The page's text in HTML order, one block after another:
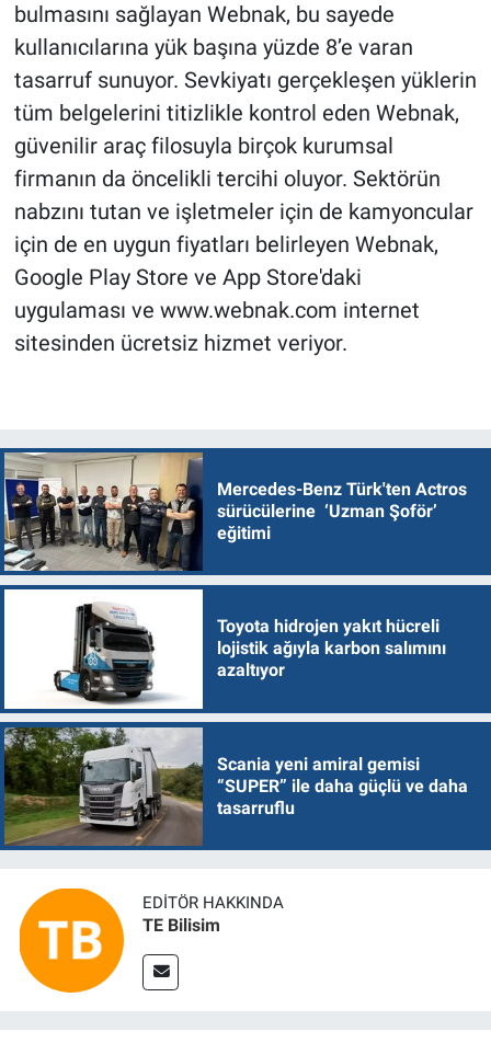
bulmasını sağlayan Webnak, bu sayede
kullanıcılarına yük başına yüzde 8’e varan
tasarruf sunuyor. Sevkiyatı gerçekleşen yüklerin
tüm belgelerini titizlikle kontrol eden Webnak,
güvenilir araç filosuyla birçok kurumsal
firmanın da öncelikli tercihi oluyor. Sektörün
nabzını tutan ve işletmeler için de kamyoncular
için de en uygun fiyatları belirleyen Webnak,
Google Play Store ve App Store'daki
uygulaması ve www.webnak.com internet
sitesinden ücretsiz hizmet veriyor.
Mercedes-Benz Türk'ten Actros
sürücülerine ‘Uzman Şoför’
eğitimi
Toyota hidrojen yakıt hücreli
lojistik ağıyla karbon salımını
azaltıyor
Scania yeni amiral gemisi
“SUPER” ile daha güçlü ve daha
tasarruflu
EDITÖR HAKKINDA
TE Bilisim